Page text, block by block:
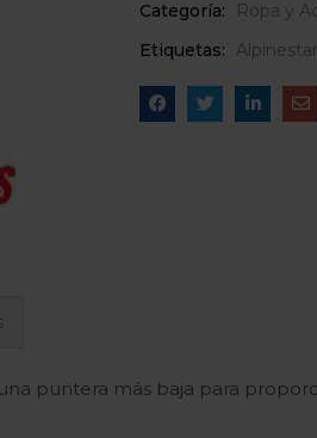
Categoría:
Ropa y
Etiquetas:
Alpinestar
puntera más baja para